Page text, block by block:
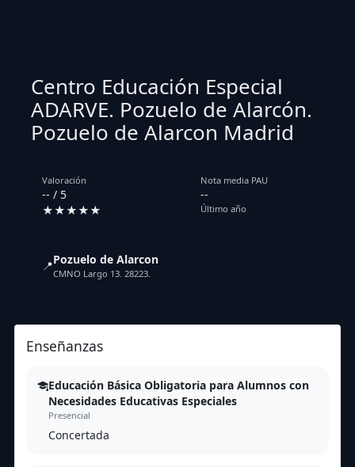
Centro Educación Especial
ADARVE. Pozuelo de Alarcón.
Pozuelo de Alarcon Madrid
Valoración
-- / 5
★★★★★
Nota media PAU
--
Último año
📍Pozuelo de Alarcon
CMNO Largo 13. 28223.
Enseñanzas
Educación Básica Obligatoria para Alumnos con
Necesidades Educativas Especiales
Presencial
Concertada